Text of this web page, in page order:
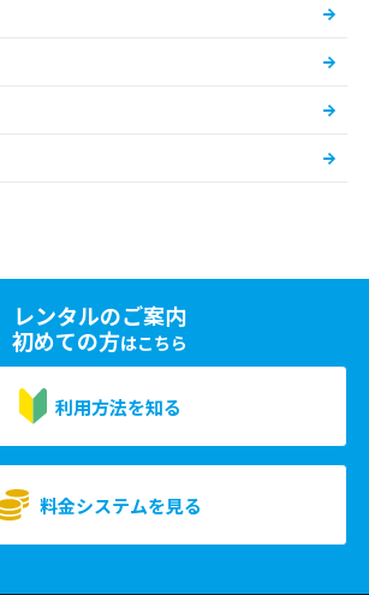
レンタルのご案内
初めての方はこちら
利用方法を知る
料金システムを見る